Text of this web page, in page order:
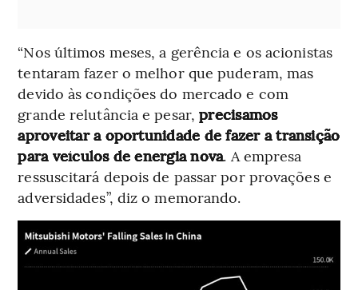
“Nos últimos meses, a gerência e os acionistas
tentaram fazer o melhor que puderam, mas
devido às condições do mercado e com
grande relutância e pesar,precisamos
aproveitar a oportunidade de fazer a transição
para veículos de energia nova. A empresa
ressuscitará depois de passar por provações e
adversidades”, diz o memorando.